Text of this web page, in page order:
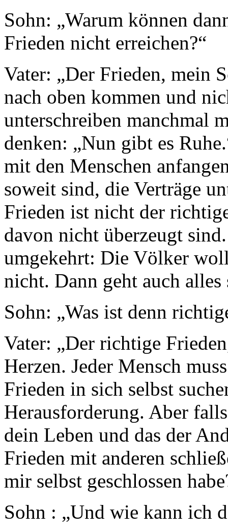
Sohn: „Warum können
Frieden nicht erreichen?“
Vater: „Der Frieden, mein
nach oben kommen und
unterschreiben manchmal
denken: „Nun gibt es
mit den Menschen
soweit sind, die Verträge
Frieden ist nicht der
davon nicht überzeugt
umgekehrt: Die Völker
nicht. Dann geht auch alles
Sohn: „Was ist denn
Vater: „Der richtige
Herzen. Jeder Mensch
Frieden in sich selbst
Herausforderung. Aber
dein Leben und das der
Frieden mit anderen
mir selbst geschlossen
Sohn : „Und wie kann ich